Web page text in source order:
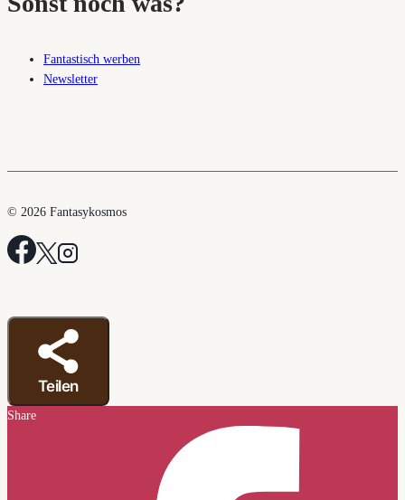
Fantastisch werben
Newsletter
© 2026 Fantasykosmos
Teilen
Share